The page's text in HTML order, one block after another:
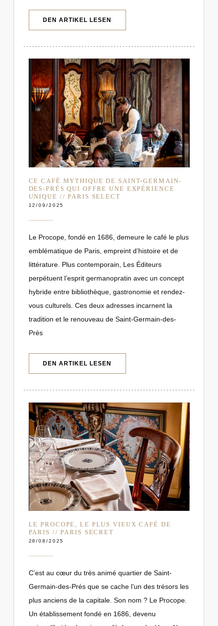
DEN ARTIKEL LESEN
CE CAFÉ MYTHIQUE DE SAINT-GERMAIN-
DES-PRÉS QUI OFFRE UNE EXPÉRIENCE
UNIQUE // PARIS SELECT
12/09/2025
Le Procope, fondé en 1686, demeure le café le plus
emblématique de Paris, empreint d’histoire et de
littérature. Plus contemporain, Les Éditeurs
perpétuent l’esprit germanopratin avec un concept
hybride entre bibliothèque, gastronomie et rendez-
vous culturels. Ces deux adresses incarnent la
tradition et le renouveau de Saint-Germain-des-
Prés
DEN ARTIKEL LESEN
LE PROCOPE, LE PLUS VIEUX CAFÉ DE
PARIS // PARIS SECRET
28/08/2025
C’est au cœur du très animé quartier de Saint-
Germain-des-Prés que se cache l’un des trésors les
plus anciens de la capitale. Son nom ? Le Procope.
Un établissement fondé en 1686, devenu